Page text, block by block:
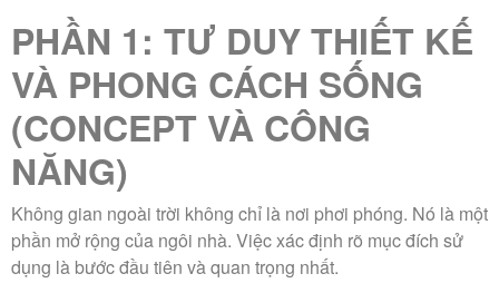
PHẦN 1: TƯ DUY THIẾT KẾ
VÀ PHONG CÁCH SỐNG
(CONCEPT VÀ CÔNG
NĂNG)
Không gian ngoài trời không chỉ là nơi phơi phóng. Nó là một
phần mở rộng của ngôi nhà. Việc xác định rõ mục đích sử
dụng là bước đầu tiên và quan trọng nhất.